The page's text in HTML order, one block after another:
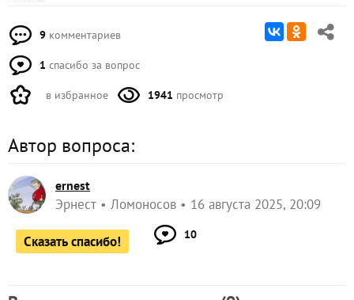
9 комментариев
1 спасибо за вопрос
в избранное 1941 просмотр
Автор вопроса:
ernest
Эрнест Ломоносов 16 августа 2025, 20:09
Сказать спасибо! 10